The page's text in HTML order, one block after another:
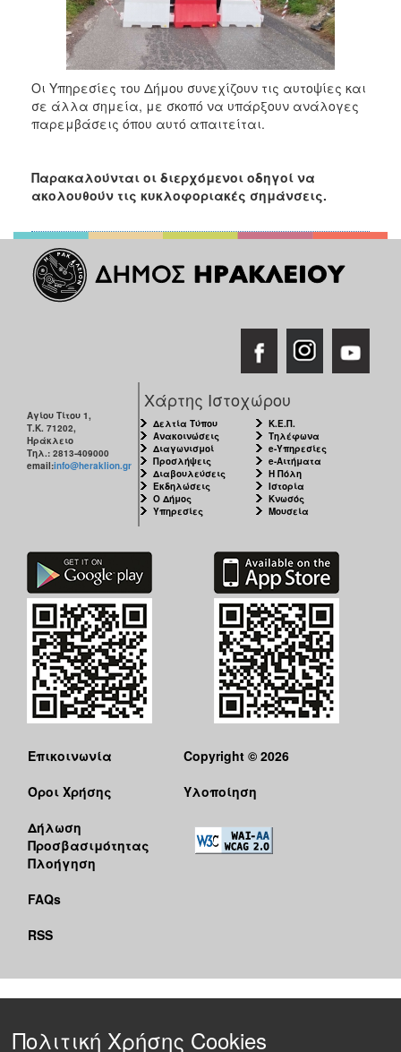
2011
2010
2006
ΑΝΘΕΚΤΙΚΗ
ΠΟΛΗ
Οι Υπηρεσίες του Δήμου συνεχίζουν τις αυτοψίες και
σε άλλα σημεία, με σκοπό να υπάρξουν ανάλογες
παρεμβάσεις όπου αυτό απαιτείται.
Παρακαλούνται οι διερχόμενοι οδηγοί να
ακολουθούν τις κυκλοφοριακές σημάνσεις.
Αγίου Τίτου 1,
Τ.Κ. 71202,
Ηράκλειο
Τηλ.: 2813-409000
email:info@heraklion.gr
Χάρτης Ιστοχώρου
Δελτία Τύπου
Ανακοινώσεις
Διαγωνισμοί
Προσλήψεις
Διαβουλεύσεις
Εκδηλώσεις
Ο Δήμος
Υπηρεσίες
Κ.Ε.Π.
Τηλέφωνα
e-Υπηρεσίες
e-Αιτήματα
Η Πόλη
Ιστορία
Κνωσός
Μουσεία
Επικοινωνία
Όροι Χρήσης
Δήλωση
Προσβασιμότητας
Πλοήγηση
FAQs
RSS
Copyright © 2026
Υλοποίηση
Πολιτική Χρήσης Cookies